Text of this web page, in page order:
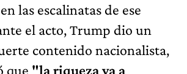
las escalinatas de ese
el acto, Trump dio un
contenido nacionalista,
que "la riqueza va a